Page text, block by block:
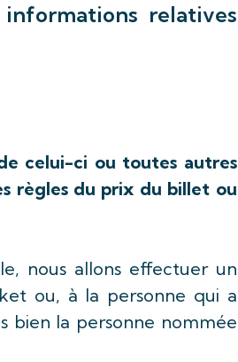
relatives
celui-ci ou toutes autres
règles du prix du billet ou
nous allons effectuer un
ou, à la personne qui a
bien la personne nommée